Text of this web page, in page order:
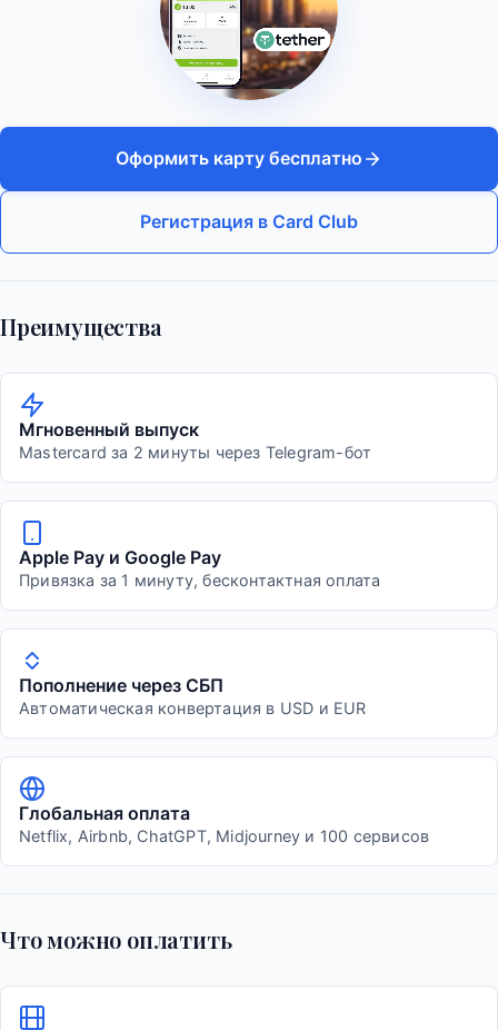
Оформить карту бесплатно
Регистрация в Card Club
Преимущества
Мгновенный выпуск
Mastercard за 2 минуты через Telegram-бот
Apple Pay и Google Pay
Привязка за 1 минуту, бесконтактная оплата
Пополнение через СБП
Автоматическая конвертация в USD и EUR
Глобальная оплата
Netflix, Airbnb, ChatGPT, Midjourney и 100 сервисов
Что можно оплатить